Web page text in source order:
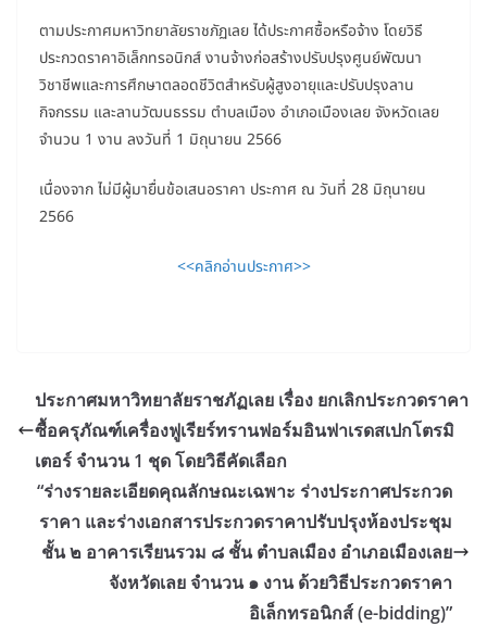
ตามประกาศมหาวิทยาลัยราชภัฏเลย ได้ประกาศซื้อหรือจ้าง โดยวิธี
ประกวดราคาอิเล็กทรอนิกส์ งานจ้างก่อสร้างปรับปรุงศูนย์พัฒนา
วิชาชีพและการศึกษาตลอดชีวิตสำหรับผู้สูงอายุและปรับปรุงลาน
กิจกรรม และลานวัฒนธรรม ตำบลเมือง อำเภอเมืองเลย จังหวัดเลย
จำนวน 1 งาน ลงวันที่ 1 มิถุนายน 2566
เนื่องจาก ไม่มีผู้มายื่นข้อเสนอราคา ประกาศ ณ วันที่ 28 มิถุนายน
2566
<<คลิกอ่านประกาศ>>
ประกาศมหาวิทยาลัยราชภัฏเลย เรื่อง ยกเลิกประกวดราคา
ซื้อครุภัณฑ์เครื่องฟูเรียร์ทรานฟอร์มอินฟาเรดสเปกโตรมิ
เตอร์ จำนวน 1 ชุด โดยวิธีคัดเลือก
“ร่างรายละเอียดคุณลักษณะเฉพาะ ร่างประกาศประกวด
ราคา และร่างเอกสารประกวดราคาปรับปรุงห้องประชุม
ชั้น ๒ อาคารเรียนรวม ๘ ชั้น ตำบลเมือง อำเภอเมืองเลย
จังหวัดเลย จำนวน ๑ งาน ด้วยวิธีประกวดราคา
อิเล็กทรอนิกส์ (e-bidding)”